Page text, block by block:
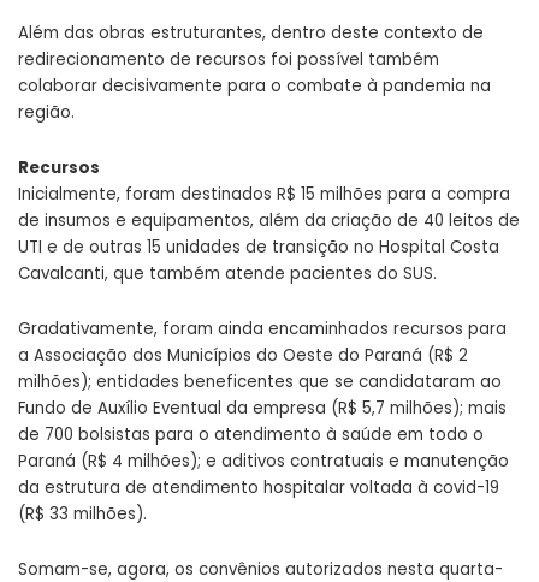
Além das obras estruturantes, dentro deste contexto de
redirecionamento de recursos foi possível também
colaborar decisivamente para o combate à pandemia na
região.
Recursos
Inicialmente, foram destinados R$ 15 milhões para a compra
de insumos e equipamentos, além da criação de 40 leitos de
UTI e de outras 15 unidades de transição no Hospital Costa
Cavalcanti, que também atende pacientes do SUS.
Gradativamente, foram ainda encaminhados recursos para
a Associação dos Municípios do Oeste do Paraná (R$ 2
milhões); entidades beneficentes que se candidataram ao
Fundo de Auxílio Eventual da empresa (R$ 5,7 milhões); mais
de 700 bolsistas para o atendimento à saúde em todo o
Paraná (R$ 4 milhões); e aditivos contratuais e manutenção
da estrutura de atendimento hospitalar voltada à covid-19
(R$ 33 milhões).
Somam-se, agora, os convênios autorizados nesta quarta-